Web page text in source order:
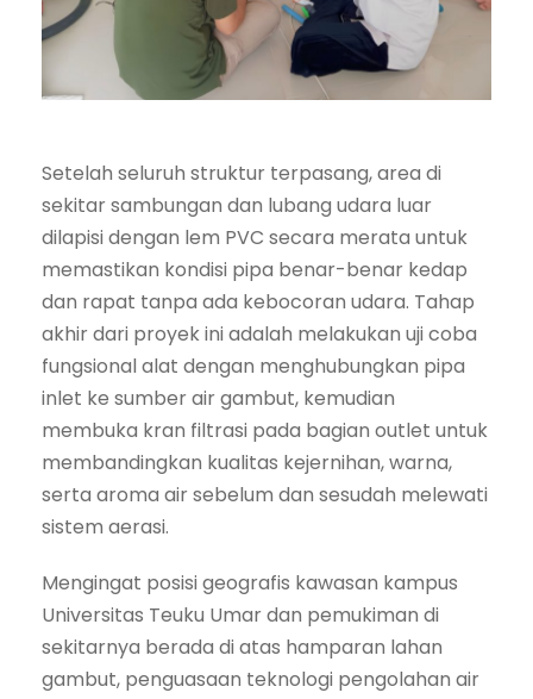
Setelah seluruh struktur terpasang, area di
sekitar sambungan dan lubang udara luar
dilapisi dengan lem PVC secara merata untuk
memastikan kondisi pipa benar-benar kedap
dan rapat tanpa ada kebocoran udara. Tahap
akhir dari proyek ini adalah melakukan uji coba
fungsional alat dengan menghubungkan pipa
inlet ke sumber air gambut, kemudian
membuka kran filtrasi pada bagian outlet untuk
membandingkan kualitas kejernihan, warna,
serta aroma air sebelum dan sesudah melewati
sistem aerasi.
Mengingat posisi geografis kawasan kampus
Universitas Teuku Umar dan pemukiman di
sekitarnya berada di atas hamparan lahan
gambut, penguasaan teknologi pengolahan air